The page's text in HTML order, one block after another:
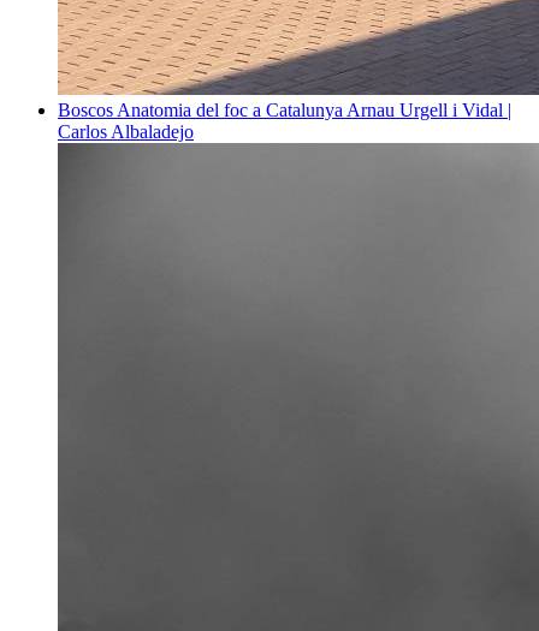
Boscos Anatomia del foc a Catalunya Arnau Urgell i Vidal |
Carlos Albaladejo